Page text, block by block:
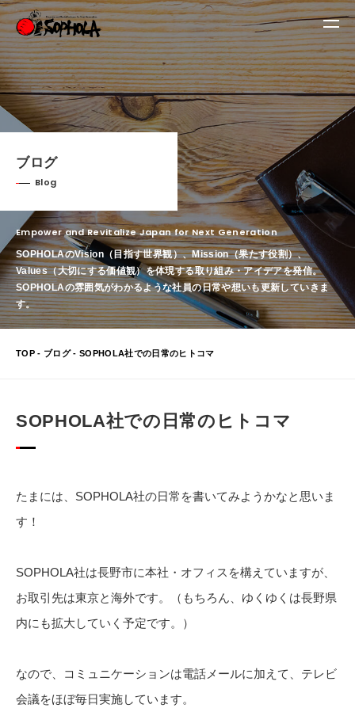
ブログ
Blog
Empower and Revitalize Japan for Next Generation
SOPHOLAのVision（目指す世界観）、Mission（果たす役割）、
Values（大切にする価値観）を体現する取り組み・アイデアを発信。
SOPHOLAの雰囲気がわかるような社員の日常や想いも更新していきま
す。
TOP - ブログ- SOPHOLA社での日常のヒトコマ
SOPHOLA社での日常のヒトコマ
たまには、SOPHOLA社の日常を書いてみようかなと思いま
す！
SOPHOLA社は長野市に本社・オフィスを構えていますが、
お取引先は東京と海外です。（もちろん、ゆくゆくは長野県
内にも拡大していく予定です。）
なので、コミュニケーションは電話メールに加えて、テレビ
会議をほぼ毎日実施しています。